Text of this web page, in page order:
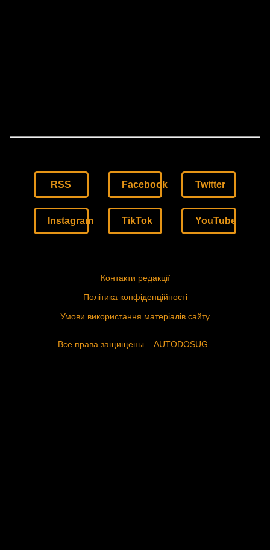
RSS Facebook Twitter
Instagram TikTok YouTube
Контакти редакції
Політика конфіденційності
Умови використання матеріалів сайту
Все права защищены. AUTODOSUG